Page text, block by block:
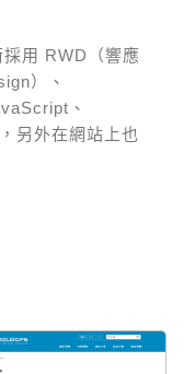
用 RWD（響應
）、
、
，另外在網站上也